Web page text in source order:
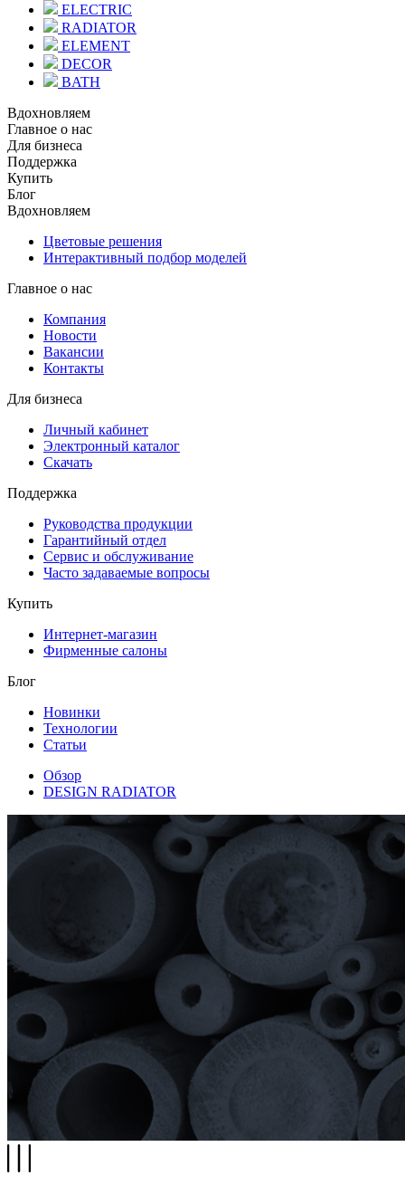
ELECTRIC
RADIATOR
ELEMENT
DECOR
BATH
Вдохновляем
Главное о нас
Для бизнеса
Поддержка
Купить
Блог
Вдохновляем
Цветовые решения
Интерактивный подбор моделей
Главное о нас
Компания
Новости
Вакансии
Контакты
Для бизнеса
Личный кабинет
Электронный каталог
Скачать
Поддержка
Руководства продукции
Гарантийный отдел
Сервис и обслуживание
Часто задаваемые вопросы
Купить
Интернет-магазин
Фирменные салоны
Блог
Новинки
Технологии
Статьи
Обзор
DESIGN RADIATOR